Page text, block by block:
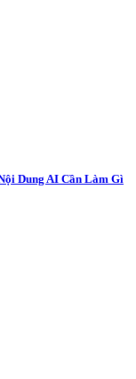
Dung AI Cần Làm Gì